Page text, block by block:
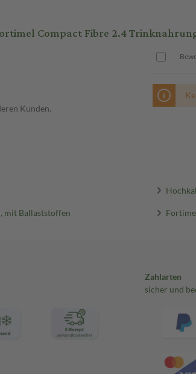
Compact Fibre 2.4
Kunden.
mit Ballaststoffen
Zahlarten
sicher und